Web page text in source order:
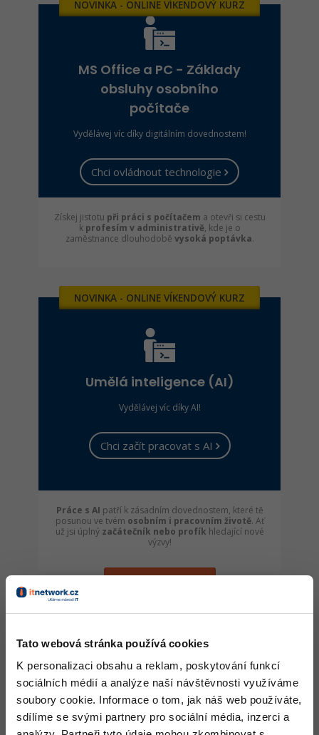
Tato webová stránka používá cookies
K personalizaci obsahu a reklam, poskytování funkcí
sociálních médií a analýze naší návštěvnosti využíváme
soubory cookie. Informace o tom, jak náš web používáte,
sdílíme se svými partnery pro sociální média, inzerci a
NOVINKA - ONLINE VÍKENDOVÝ KURZ
MS Office a PC - Základy
obsluhy osobního
počítače
Vydělávej víc díky digitálním dovednostem!
Chci ovládnout technologie
Získej jistotu při práci s počítačem a otevři si cestu
k profesím v administrativě, kde je o
zaměstnance dlouhodobě vysoká poptávka.
NOVINKA - ONLINE VÍKENDOVÝ KURZ
Umělá inteligence (AI)
Vydělávej víc díky AI!
Chci začít pracovat s AI
Práce s AI patří k zásadním dovednostem, které tě
posunou ve tvém osobním i pracovním životě. Ať
už jsi úplný začátečník nebo profík hledající nové
výzvy!
AI KURZ ZDARMA
NOVINKA - ONLINE VÍKENDOVÝ KURZ
Kybernetická bezpečnost
Plat seniora až 100.000 Kč